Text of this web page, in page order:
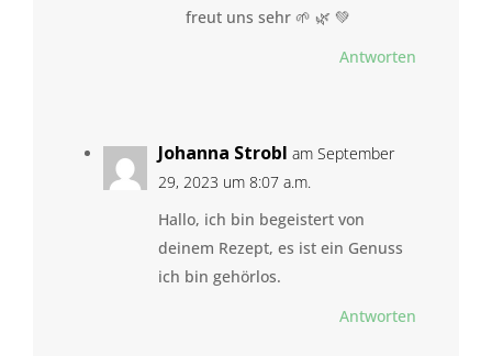
freut uns sehr 🌱 🌿 💚
Antworten
Johanna Strobl am September
29, 2023 um 8:07 a.m.
Hallo, ich bin begeistert von
deinem Rezept, es ist ein Genuss
ich bin gehörlos.
Antworten